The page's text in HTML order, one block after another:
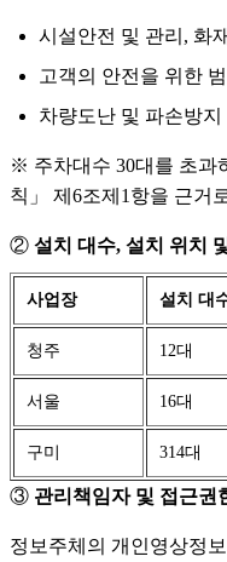
시설안전 및 관리, 화
고객의 안전을 위한
차량도난 및 파손방지
※ 주차대수 30대를 초과
칙」 제6조제1항을 근거
② 설치 대수, 설치 위치
사업장 설치 대
청주 12대
서울 16대
구미 314대
③ 관리책임자 및 접근권
정보주체의 개인영상정